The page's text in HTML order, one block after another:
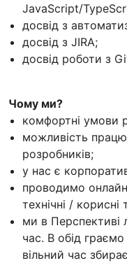
JavaScript/
досвід з
досвід з JIRA;
досвід роботи з
Чому ми?
комфортні умови
можливість
розробників;
у нас є
проводимо
технічні / корисні
ми в
час. В обід
вільний час